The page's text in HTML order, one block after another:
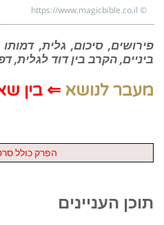
©
https://www.magicbible.co.il
פירושים, סיכום, גלית,
ביניים, הקרב בין דוד לגלית,
מעבר לנושא ⇐ בין
הפרק כולל
תוכן העניינים